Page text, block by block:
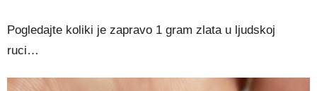
Pogledajte koliki je zapravo 1 gram zlata u ljudskoj
ruci…